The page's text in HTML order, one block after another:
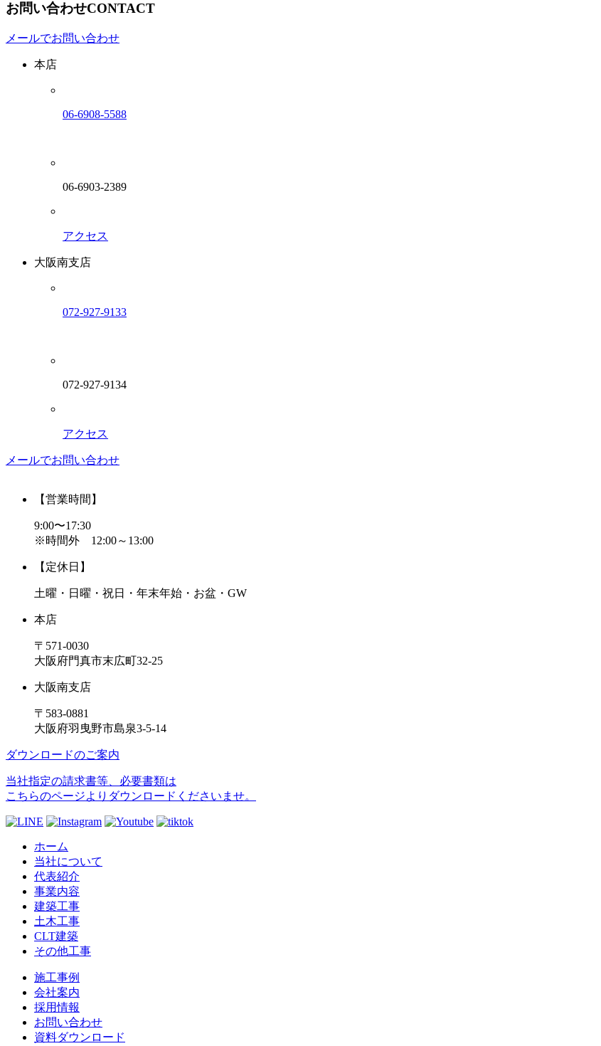
お問い合わせCONTACT
メールでお問い合わせ
本店
06-6908-5588
06-6903-2389
アクセス
大阪南支店
072-927-9133
072-927-9134
アクセス
メールでお問い合わせ
【営業時間】
9:00〜17:30
※時間外 12:00～13:00
【定休日】
土曜・日曜・祝日・年末年始・お盆・GW
本店
〒571-0030
大阪府門真市末広町32-25
大阪南支店
〒583-0881
大阪府羽曳野市島泉3-5-14
ダウンロードのご案内
当社指定の請求書等、必要書類は
こちらのページよりダウンロードくださいませ。
ホーム
当社について
代表紹介
事業内容
建築工事
土木工事
CLT建築
その他工事
施工事例
会社案内
採用情報
お問い合わせ
資料ダウンロード